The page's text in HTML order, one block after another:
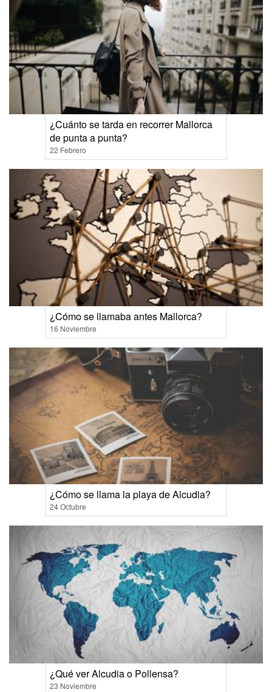
¿Cuánto se tarda en recorrer Mallorca
de punta a punta?
22 Febrero
¿Cómo se llamaba antes Mallorca?
16 Noviembre
¿Cómo se llama la playa de Alcudia?
24 Octubre
¿Qué ver Alcudia o Pollensa?
23 Noviembre